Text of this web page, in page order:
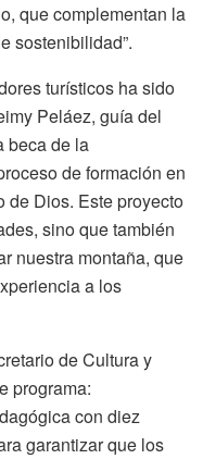
que complementan la
sostenibilidad”.
turísticos ha sido
Peláez, guía del
beca de la
de formación en
de Dios. Este proyecto
sino que también
nuestra montaña, que
a los
de Cultura y
programa:
con diez
garantizar que los